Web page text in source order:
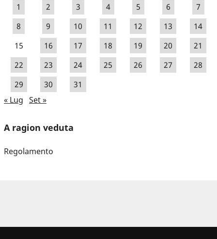
1
2 3 4 5 6
7
8
9 10 11 12 13
14
15
16 17 18 19 20
21
22
23 24 25 26 27
28
29
30
31
« Lug Set »
A ragion veduta
Regolamento